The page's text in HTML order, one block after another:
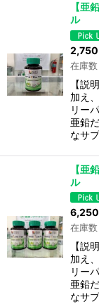
【亜
ル
2,750
在庫
【説
加え
リー
亜鉛
なサ
【亜
ル
6,250
在庫
【説
加え
リー
亜鉛
なサ